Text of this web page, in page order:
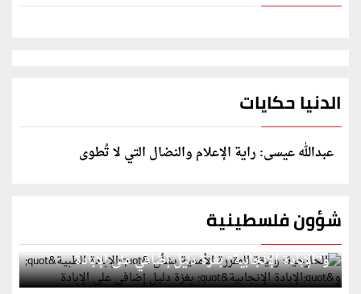
الدنيا حكايات
عبدالله عيسى: راية الإعلام والنضال التي لا تُطوى
شؤون فلسطينية
الخارجية: وثيقة المقررة الأممية بشأن "الإبادة الطبية"
و"الإبادة الإنجابية" بغزة دليل إضافي على الإبادة